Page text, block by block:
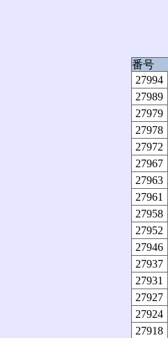
番号
27994
27989
27979
27978
27972
27967
27963
27961
27958
27952
27946
27937
27931
27927
27924
27918